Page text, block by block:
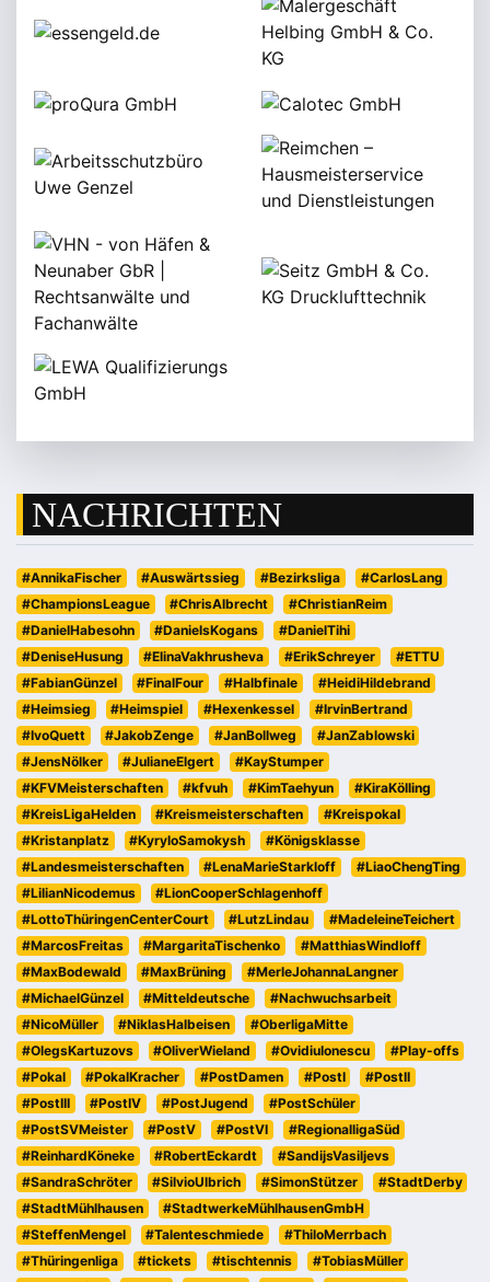
NACHRICHTEN
#AnnikaFischer #Auswärtssieg #Bezirksliga
#CarlosLang
#ChampionsLeague
#ChrisAlbrecht
#ChristianReim
#DanielHabesohn
#DanielsKogans
#DanielTihi
#DeniseHusung
#ElinaVakhrusheva #ErikSchreyer
#ETTU
#FabianGünzel
#FinalFour #Halbfinale
#HeidiHildebrand
#Heimsieg
#Heimspiel #Hexenkessel
#IrvinBertrand
#IvoQuett
#JakobZenge #JanBollweg
#JanZablowski
#JensNölker
#JulianeElgert
#KayStumper
#KFVMeisterschaften
#kfvuh #KimTaehyun
#KiraKölling
#KreisLigaHelden
#Kreismeisterschaften
#Kreispokal
#Kristanplatz
#KyryloSamokysh
#Königsklasse
#Landesmeisterschaften
#LenaMarieStarkloff
#LiaoChengTing
#LilianNicodemus
#LionCooperSchlagenhoff
#LottoThüringenCenterCourt
#LutzLindau
#MadeleineTeichert
#MarcosFreitas
#MargaritaTischenko
#MatthiasWindloff
#MaxBodewald
#MaxBrüning
#MerleJohannaLangner
#MichaelGünzel
#Mitteldeutsche
#Nachwuchsarbeit
#NicoMüller
#NiklasHalbeisen
#OberligaMitte
#OlegsKartuzovs
#OliverWieland #OvidiuIonescu
#Play-offs
#Pokal
#PokalKracher #PostDamen #PostI
#PostII
#PostIII
#PostIV #PostJugend
#PostSchüler
#PostSVMeister
#PostV #PostVI
#RegionalligaSüd
#ReinhardKöneke
#RobertEckardt
#SandijsVasiljevs
#SandraSchröter
#SilvioUlbrich #SimonStützer
#StadtDerby
#StadtMühlhausen
#StadtwerkeMühlhausenGmbH
#SteffenMengel
#Talenteschmiede
#ThiloMerrbach
#Thüringenliga
#tickets #tischtennis
#TobiasMüller